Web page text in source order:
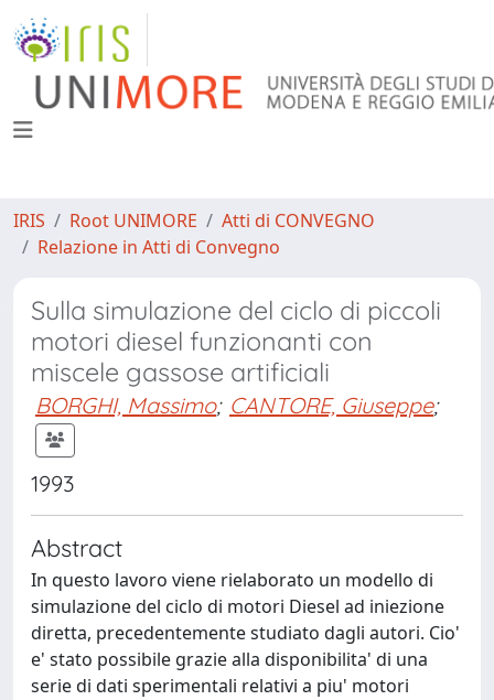
IRIS Root UNIMORE
Atti di CONVEGNO
Relazione in Atti di Convegno
Sulla simulazione del ciclo di piccoli
motori diesel funzionanti con
miscele gassose artificiali
BORGHI, Massimo; CANTORE, Giuseppe;
1993
Abstract
In questo lavoro viene rielaborato un modello di
simulazione del ciclo di motori Diesel ad iniezione
diretta, precedentemente studiato dagli autori. Cio'
e' stato possibile grazie alla disponibilita' di una
serie di dati sperimentali relativi a piu' motori